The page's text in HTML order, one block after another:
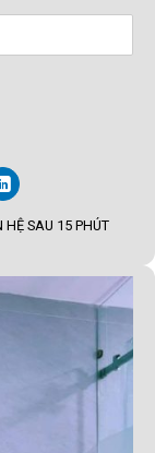
HỆ SAU 15 PHÚT